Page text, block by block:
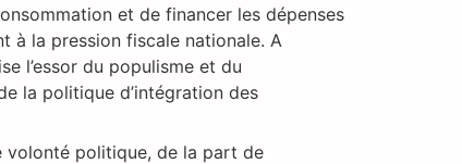
et de financer les dépenses
à la pression fiscale nationale. A
l’essor du populisme et du
la politique d’intégration des
volonté politique, de la part de